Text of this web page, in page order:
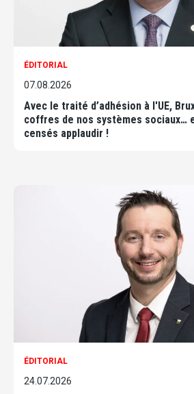
ÉDITORIAL
07.08.2026
Avec le traité d’adhésion à l'UE,
coffres de nos systèmes sociaux…
censés applaudir !
ÉDITORIAL
24.07.2026